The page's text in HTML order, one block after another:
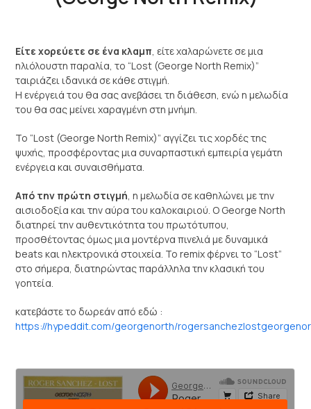
Είτε χορεύετε σε ένα κλαμπ , είτε χαλαρώνετε σε μια
ηλιόλουστη παραλία, το “Lost (George North Remix)”
ταιριάζει ιδανικά σε κάθε στιγμή.
Η ενέργειά του θα σας ανεβάσει τη διάθεση, ενώ η μελωδία
του θα σας μείνει χαραγμένη στη μνήμη.
Το “Lost (George North Remix)” αγγίζει τις χορδές της
ψυχής, προσφέροντας μια συναρπαστική εμπειρία γεμάτη
ενέργεια και συναισθήματα.
Από την πρώτη στιγμή , η μελωδία σε καθηλώνει με την
αισιοδοξία και την αύρα του καλοκαιριού. Ο George North
διατηρεί την αυθεντικότητα του πρωτότυπου,
προσθέτοντας όμως μια μοντέρνα πινελιά με δυναμικά
beats και ηλεκτρονικά στοιχεία. Το remix φέρνει το “Lost”
στο σήμερα, διατηρώντας παράλληλα την κλασική του
γοητεία.
κατεβάστε το δωρεάν από εδώ :
https://hypeddit.com/georgenorth/